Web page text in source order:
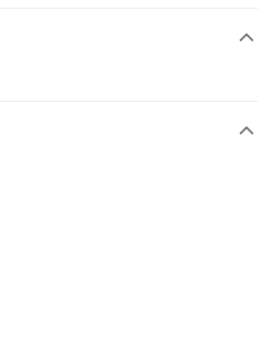
付款。
付」後，將跳轉至「AFTEE先享後付」
通知簡訊。
擊此簡訊中的連結，可透過四大超商／
款，方視為交易完成。
上)免運費
上)免運費
上)免運費